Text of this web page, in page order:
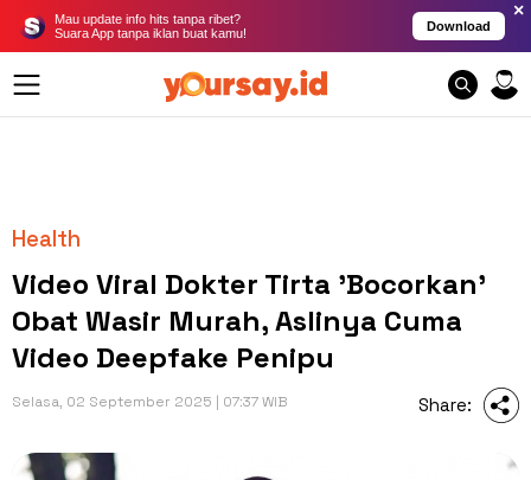
Mau update info hits tanpa ribet?
Suara App tanpa iklan buat kamu!
Download
×
Health
Video Viral Dokter Tirta 'Bocorkan'
Obat Wasir Murah, Aslinya Cuma
Video Deepfake Penipu
Selasa, 02 September 2025 | 07:37 WIB Share: